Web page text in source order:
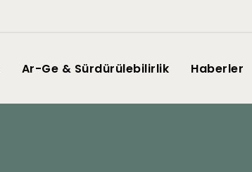
Ar-Ge & Sürdürülebilirlik Haberler